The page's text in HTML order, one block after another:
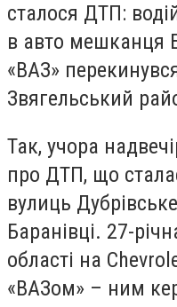
сталося ДТП:
в авто мешканця
«ВАЗ»
Звягельський
Так, учора
про ДТП, що
вулиць
Баранівці. 27-
області на
«ВАЗом» – ним